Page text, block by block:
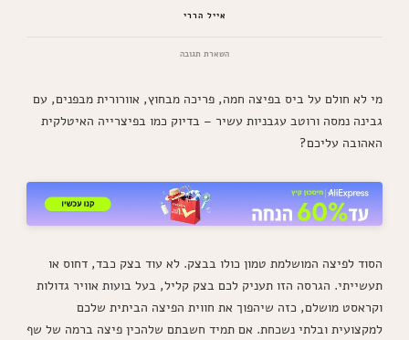
אייל הררי
השארת תגובהבנושא
המושלם:
לפיצה
כמו
בפיצרייה
מי לא חולם על ביס בפיצה חמה, פריכה מבחוץ, אוורורית מבפנים, עם
גבינה נמסה ורוטב עגבניות עשיר – בדיוק כמו בפיצרייה האיטלקית
האהובה עליכם?
הסוד לפיצה המושלמת טמון כולו בבצק. לא עוד בצק כבד, דחוס או
תעשייתי. הגרסה הזו תעניק לכם בצק קליל, בעל בועות אוויר גדולות
וקראסט מושלם, כזה שיהפוך את חווית הפיצה הביתית שלכם
למקצועית ובלתי נשכחת. אם תמיד חשבתם שלהכין פיצה ברמה של שף